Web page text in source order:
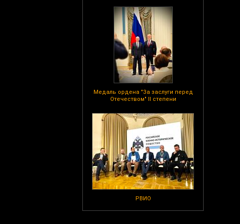
Медаль ордена "За заслуги перед
Отечеством" II степени
РВИО